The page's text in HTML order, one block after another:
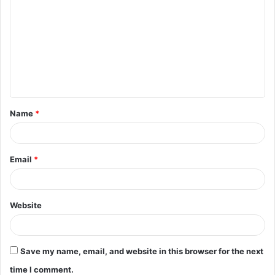
t
*
Name *
Email *
Website
Save my name, email, and website in this browser for the next
time I comment.